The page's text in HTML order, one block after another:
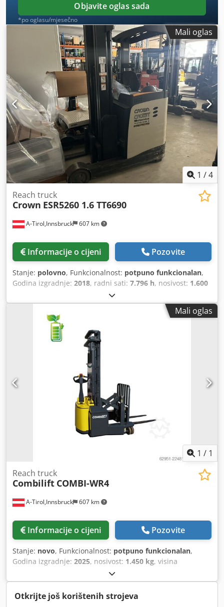
Objavite oglas sada
*po oglasu/mjesečno
Mali oglas
1 /4
A-Tirol,Innsbruck 607 km
Reach truck
Crown ESR5260 1.6 TT6690
Informacije o cijeni Pozovite
Stanje: polovno, Funkcionalnost: potpuno funkcionalan,
Godina izgradnje: 2018, radni sati: 7.796 h, nosivost: 1.600
6.690 mm
mm, vrsta goriva:električni, vrsta jarbola:triplex,
građevinska visina:
1.145 mm,
prazna masa:2.557 kg
1.269 mm
Mali oglas
1 / 1
A-Tirol,Innsbruck 607 km
Reach truck
Combilift COMBI-WR4
Informacije o cijeni Pozovite
Stanje: novo, Funkcionalnost: potpuno funkcionalan,
Godina izgradnje: 2025, nosivost: 1.450 kg, visina
, slobodno podizanje:
vrsta goriva:električni, vrsta jarbola:dupleks, građevinska
visina:3.050 mm, duljina vilica:1.070 mm
2.800 kg
, ukupna dužina: 1.950 mm
Otkrijte još korištenih strojeva